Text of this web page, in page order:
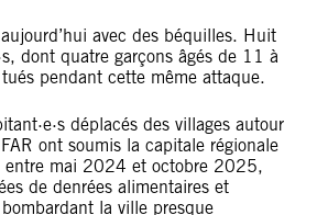
avec des béquilles. Huit
dont quatre garçons âgés de 11 à
pendant cette même attaque.
déplacés des villages autour
ont soumis la capitale régionale
entre mai 2024 et octobre 2025,
de denrées alimentaires et
la ville presque